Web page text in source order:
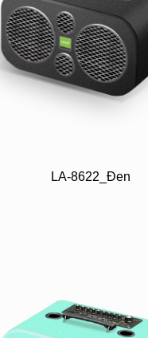
LA-8622_Đen